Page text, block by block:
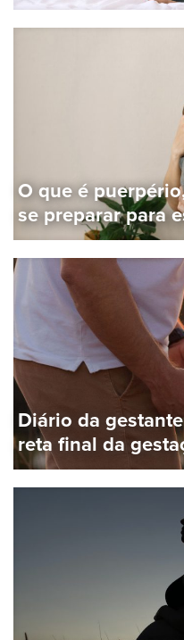
O que é
se preparar para
Diário da
reta final da